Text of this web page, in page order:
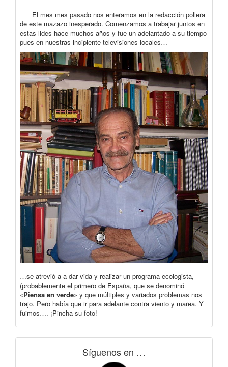
El mes mes pasado nos enteramos en la redacción pollera
de este mazazo inesperado. Comenzamos a trabajar juntos en
estas lides hace muchos años y fue un adelantado a su tiempo
pues en nuestras incipiente televisiones locales…
…se atrevió a a dar vida y realizar un programa ecologista,
(probablemente el primero de España, que se denominó
«Piensa en verde» y que múltiples y variados problemas nos
trajo. Pero había que ir para adelante contra viento y marea. Y
fuimos…. ¡Pincha su foto!
Síguenos en …